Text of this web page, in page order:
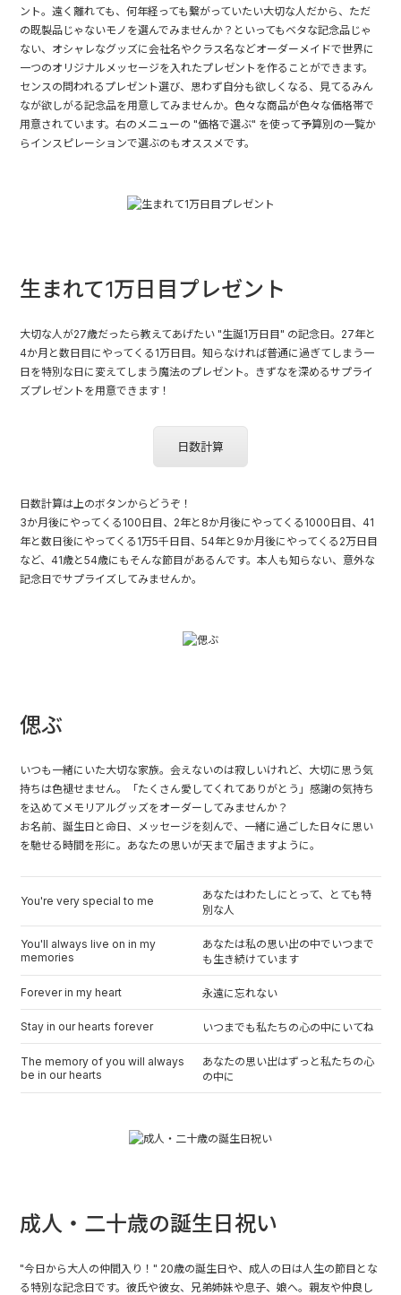
ント。遠く離れても、何年経っても繋がっていたい大切な人だから、ただ
の既製品じゃないモノを選んでみませんか？といってもベタな記念品じゃ
ない、オシャレなグッズに会社名やクラス名などオーダーメイドで世界に
一つのオリジナルメッセージを入れたプレゼントを作ることができます。
センスの問われるプレゼント選び、思わず自分も欲しくなる、見てるみん
なが欲しがる記念品を用意してみませんか。色々な商品が色々な価格帯で
用意されています。右のメニューの "価格で選ぶ" を使って予算別の一覧か
らインスピレーションで選ぶのもオススメです。
生まれて1万日目プレゼント
大切な人が27歳だったら教えてあげたい "生誕1万日目" の記念日。27年と
4か月と数日目にやってくる1万日目。知らなければ普通に過ぎてしまう一
日を特別な日に変えてしまう魔法のプレゼント。きずなを深めるサプライ
ズプレゼントを用意できます！
日数計算
日数計算は上のボタンからどうぞ！
3か月後にやってくる100日目、2年と8か月後にやってくる1000日目、41
年と数日後にやってくる1万5千日目、54年と9か月後にやってくる2万日目
など、41歳と54歳にもそんな節目があるんです。本人も知らない、意外な
記念日でサプライズしてみませんか。
偲ぶ
いつも一緒にいた大切な家族。会えないのは寂しいけれど、大切に思う気
持ちは色褪せません。「たくさん愛してくれてありがとう」感謝の気持ち
を込めてメモリアルグッズをオーダーしてみませんか？
お名前、誕生日と命日、メッセージを刻んで、一緒に過ごした日々に思い
を馳せる時間を形に。あなたの思いが天まで届きますように。
You're very special to me
あなたはわたしにとって、とても特
別な人
You'll always live on in my
memories
あなたは私の思い出の中でいつまで
も生き続けています
Forever in my heart 永遠に忘れない
Stay in our hearts forever いつまでも私たちの心の中にいてね
The memory of you will always
be in our hearts
あなたの思い出はずっと私たちの心
の中に
成人・二十歳の誕生日祝い
"今日から大人の仲間入り！" 20歳の誕生日や、成人の日は人生の節目とな
る特別な記念日です。彼氏や彼女、兄弟姉妹や息子、娘へ。親友や仲良し